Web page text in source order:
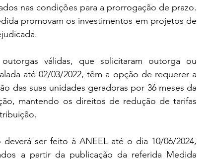
nas condições para a prorrogação de prazo.
promovam os investimentos em projetos de
válidas, que solicitaram outorga ou
até 02/03/2022, têm a opção de requerer a
das suas unidades geradoras por 36 meses da
mantendo os direitos de redução de tarifas
ser feito à ANEEL até o dia 10/06/2024,
a partir da publicação da referida Medida